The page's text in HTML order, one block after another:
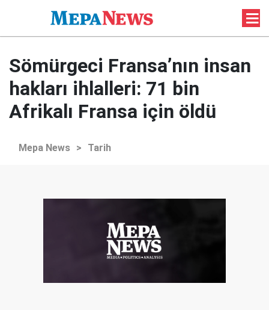
Sömürgeci Fransa’nın insan
hakları ihlalleri: 71 bin
Afrikalı Fransa için öldü
Mepa News > Tarih